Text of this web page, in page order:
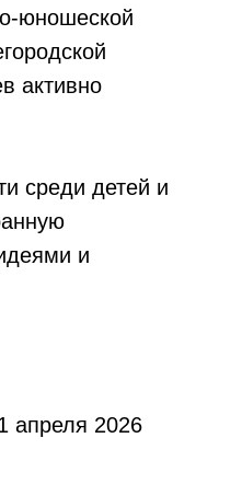
юношеской
активно
среди детей и
и
апреля 2026